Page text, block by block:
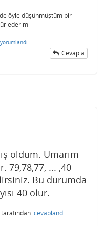
öyle düşünmüştüm bir
ederim
yorumlandı
Cevapla
oldum. Umarım
79,78,77, ... ,40
Bu durumda
40 olur.
tarafından cevaplandı